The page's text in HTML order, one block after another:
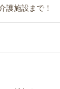
護施設まで！